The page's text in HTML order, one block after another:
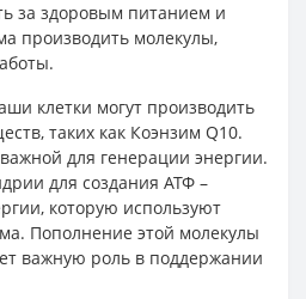
за здоровым питанием и
производить молекулы,
клетки могут производить
таких как Коэнзим Q10.
для генерации энергии.
для создания АТФ –
которую используют
Пополнение этой молекулы
важную роль в поддержании